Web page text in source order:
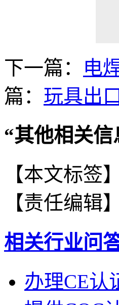
下一篇：
电
篇： 玩具出
“其他相关信
【本文标签
【责任编辑
相关行业问答
办理CE认